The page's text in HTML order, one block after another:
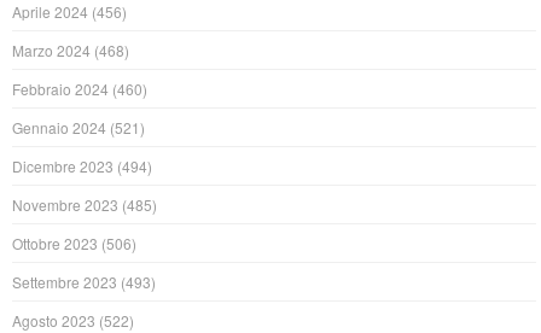
Aprile 2024 (456)
Marzo 2024 (468)
Febbraio 2024 (460)
Gennaio 2024 (521)
Dicembre 2023 (494)
Novembre 2023 (485)
Ottobre 2023 (506)
Settembre 2023 (493)
Agosto 2023 (522)